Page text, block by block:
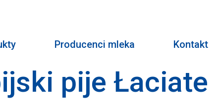
Producenci mleka Kontakt
pije Łaciate